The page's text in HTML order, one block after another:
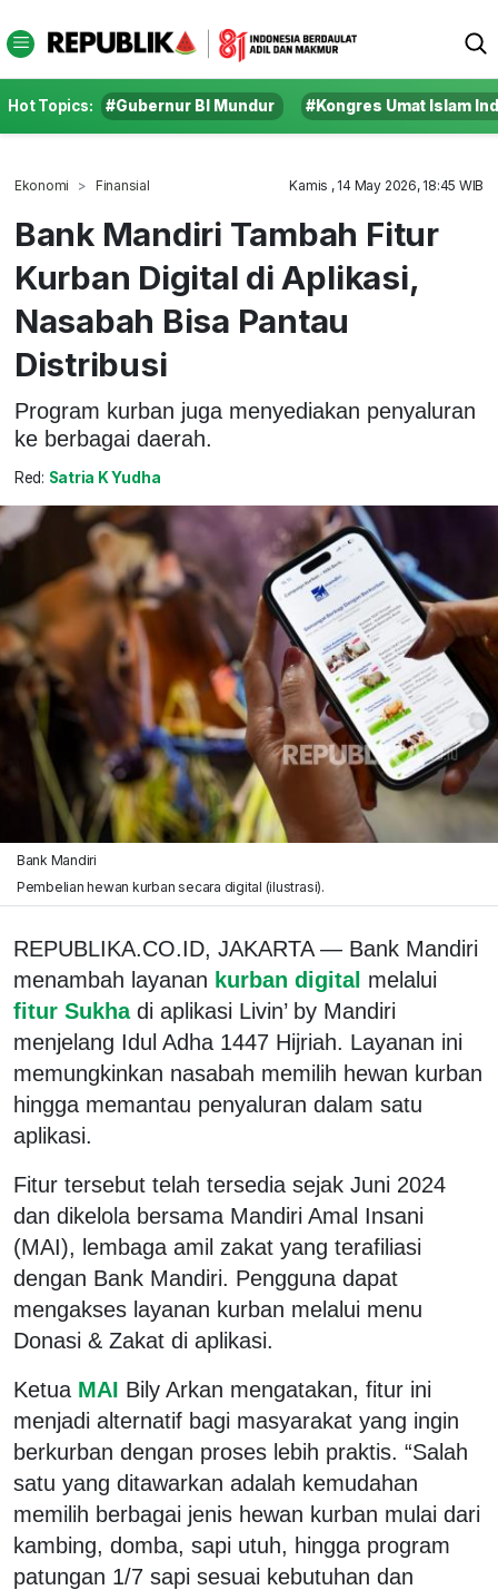
Hot Topics: #Gubernur BI Mundur #Kongres Umat Islam
Ekonomi Finansial Kamis , 14 May 2026, 18:45 WIB
Bank Mandiri Tambah Fitur
Kurban Digital di Aplikasi,
Nasabah Bisa Pantau
Distribusi
Program kurban juga menyediakan penyaluran
ke berbagai daerah.
Red: Satria K Yudha
Bank Mandiri
Pembelian hewan kurban secara digital (ilustrasi).
REPUBLIKA.CO.ID, JAKARTA — Bank Mandiri
menambah layanan kurban digital melalui
fitur Sukha di aplikasi Livin’ by Mandiri
menjelang Idul Adha 1447 Hijriah. Layanan ini
memungkinkan nasabah memilih hewan kurban
hingga memantau penyaluran dalam satu
aplikasi.
Fitur tersebut telah tersedia sejak Juni 2024
dan dikelola bersama Mandiri Amal Insani
(MAI), lembaga amil zakat yang terafiliasi
dengan Bank Mandiri. Pengguna dapat
mengakses layanan kurban melalui menu
Donasi & Zakat di aplikasi.
Ketua MAI Bily Arkan mengatakan, fitur ini
menjadi alternatif bagi masyarakat yang ingin
berkurban dengan proses lebih praktis. “Salah
satu yang ditawarkan adalah kemudahan
memilih berbagai jenis hewan kurban mulai dari
kambing, domba, sapi utuh, hingga program
patungan 1/7 sapi sesuai kebutuhan dan